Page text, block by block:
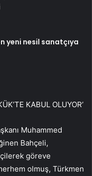
yeni nesil sanatçıya
KABUL OLUYOR’
Muhammed
Bahçeli,
göreve
olmuş, Türkmen